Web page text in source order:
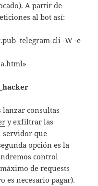
A partir de
al bot así:
telegram-cli -W -e
lanzar consultas
y exfiltrar las
servidor que
opción es la
control
de requests
es necesario pagar).